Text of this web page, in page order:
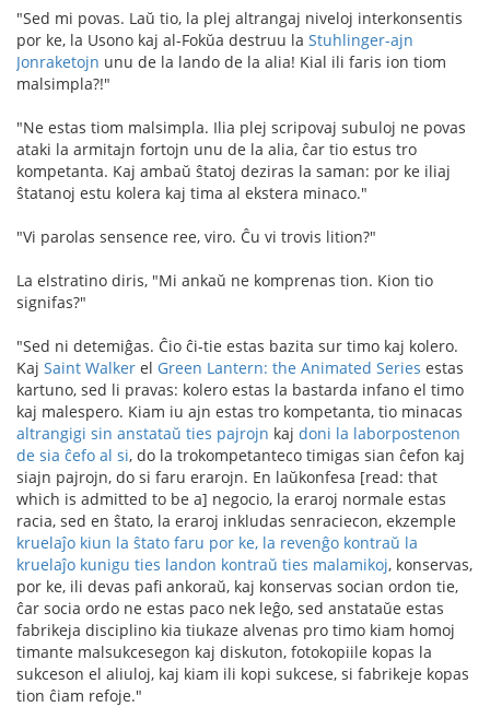
"Sed mi povas. Laŭ tio, la plej altrangaj niveloj interkonsentis
por ke, la Usono kaj al-Fokŭa destruu la Stuhlinger-ajn
Jonraketojn unu de la lando de la alia! Kial ili faris ion tiom
malsimpla?!"
"Ne estas tiom malsimpla. Ilia plej scripovaj subuloj ne povas
ataki la armitajn fortojn unu de la alia, ĉar tio estus tro
kompetanta. Kaj ambaŭ ŝtatoj deziras la saman: por ke iliaj
ŝtatanoj estu kolera kaj tima al ekstera minaco."
"Vi parolas sensence ree, viro. Ĉu vi trovis lition?"
La elstratino diris, "Mi ankaŭ ne komprenas tion. Kion tio
signifas?"
"Sed ni detemiĝas. Ĉio ĉi-tie estas bazita sur timo kaj kolero.
Kaj Saint Walker el Green Lantern: the Animated Series estas
kartuno, sed li pravas: kolero estas la bastarda infano el timo
kaj malespero. Kiam iu ajn estas tro kompetanta, tio minacas
altrangigi sin anstataŭ ties pajrojn kaj doni la laborpostenon
de sia ĉefo al si, do la trokompetanteco timigas sian ĉefon kaj
siajn pajrojn, do si faru erarojn. En laŭkonfesa [read: that
which is admitted to be a] negocio, la eraroj normale estas
racia, sed en ŝtato, la eraroj inkludas senraciecon, ekzemple
kruelaĵo kiun la ŝtato faru por ke, la revenĝo kontraŭ la
kruelaĵo kunigu ties landon kontraŭ ties malamikoj, konservas,
por ke, ili devas pafi ankoraŭ, kaj konservas socian ordon tie,
ĉar socia ordo ne estas paco nek leĝo, sed anstataŭe estas
fabrikeja disciplino kia tiukaze alvenas pro timo kiam homoj
timante malsukcesegon kaj diskuton, fotokopiile kopas la
sukceson el aliuloj, kaj kiam ili kopi sukcese, si fabrikeje kopas
tion ĉiam refoje."